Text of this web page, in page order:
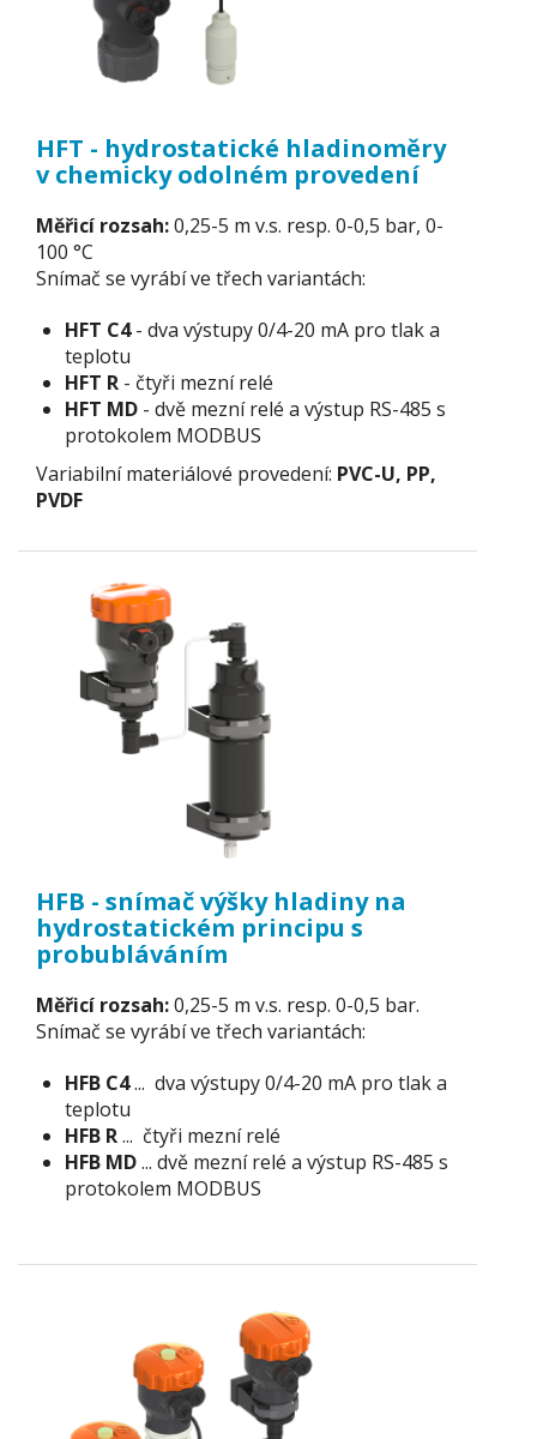
HFT - hydrostatické hladinoměry
v chemicky odolném provedení
Měřicí rozsah:0,25-5 m v.s. resp. 0-0,5 bar, 0-
100 °C
Snímač se vyrábí ve třech variantách:
HFT C4- dva výstupy 0/4-20 mA pro tlak a
teplotu
HFT R - čtyři mezní relé
HFT MD - dvě mezní relé a výstup RS-485 s
protokolem MODBUS
Variabilní materiálové provedení: PVC-U, PP,
PVDF
HFB - snímač výšky hladiny na
hydrostatickém principu s
probubláváním
Měřicí rozsah:0,25-5 m v.s. resp. 0-0,5 bar.
Snímač se vyrábí ve třech variantách:
HFB C4... dva výstupy 0/4-20 mA pro tlak a
teplotu
HFB R... čtyři mezní relé
HFB MD... dvě mezní relé a výstup RS-485 s
protokolem MODBUS